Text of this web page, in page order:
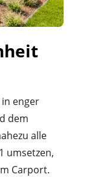
enger
dem
alle
umsetzen,
Carport.